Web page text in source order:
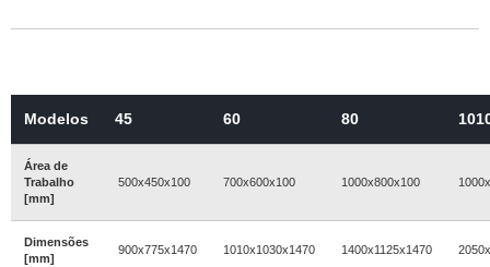
Modelos 45 60 80
Área de
Trabalho
[mm]
500x450x100 700x600x100 1000x800x100
Dimensões
[mm]
900x775x1470 1010x1030x1470 1400x1125x1470